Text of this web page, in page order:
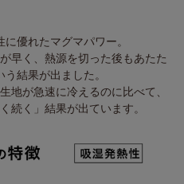
優れたマグマパワー。
早く、熱源を切った後もあたた
結果が出ました。
地が急速に冷えるのに比べて、
続く」結果が出ています。